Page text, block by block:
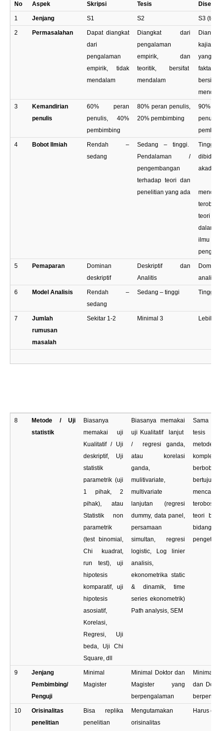
No Aspek Skripsi Tesis
1 Jenjang S1 S2 S3
2 Permasalahan
Dapat diangkat
dari
pengalaman
empirik, tidak
mendalam
Diangkat dari
pengalaman
empirik, dan
teoritik, bersifat
mendalam
kajian
yang
fakta
3
Kemandirian
penulis
60% peran
penulis, 40%
pembimbing
80% peran penulis,
20% pembimbing
90%
4 Bobot Ilmiah
Rendah –
sedang
Sedang – tinggi.
Pendalaman /
pengembangan
terhadap teori dan
penelitian yang ada
Tinggi,
mencari
teori
dalam
ilmu
5 Pemaparan
Dominan
deskriptif
Deskriptif dan
Analitis
analitis
6 Model Analisis
Rendah –
sedang
Sedang – tinggi Tinggi
7
Jumlah
rumusan
masalah
Sekitar 1-2 Minimal 3 Lebih
8
Metode / Uji
statistik
Biasanya
memakai uji
Kualitatif / Uji
deskriptif, Uji
statistik
parametrik (uji
1 pihak, 2
pihak), atau
Statistik non
parametrik
(test binomial,
Chi kuadrat,
run test), uji
hipotesis
komparatif, uji
hipotesis
asosiatif,
Korelasi,
Regresi, Uji
beda, Uji Chi
Square, dll
Biasanya memakai
uji Kualitatif lanjut
/ regresi ganda,
atau korelasi
ganda,
mulitivariate,
multivariate
lanjutan (regresi
dummy, data panel,
persamaan
simultan, regresi
logistic, Log linier
analisis,
ekonometrika static
& dinamik, time
series ekonometrik)
Path analysis, SEM
Sama
tesis
kompleks,
bertujuan
mencari
teori
9
Jenjang
Pembimbing/
Penguji
Minimal
Magister
Minimal Doktor dan
Magister yang
berpengalaman
Minimal
dan
10
Orisinalitas
penelitian
Bisa replika
penelitian
Mengutamakan
orisinalitas
Harus